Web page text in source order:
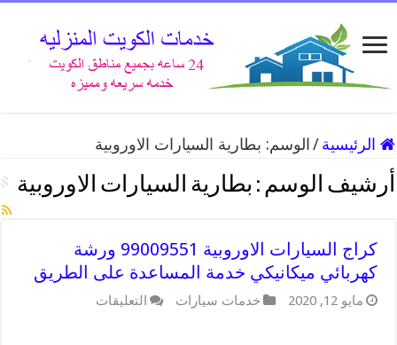
الرئيسية / الوسم: بطارية السيارات الاوروبية
أرشيف الوسم : بطارية السيارات الاوروبية
كراج السيارات الاوروبية 99009551 ورشة
كهربائي ميكانيكي خدمة المساعدة على الطريق
مايو 12, 2020 خدمات سيارات التعليقات